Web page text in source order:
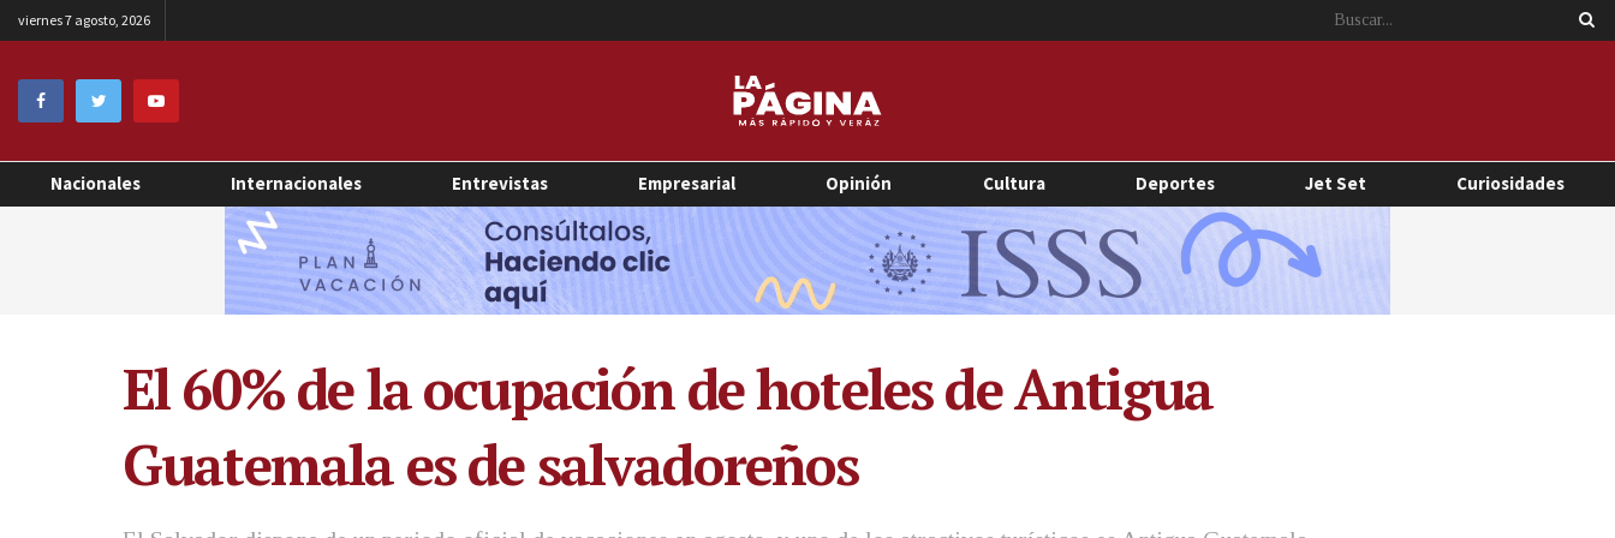
viernes 7 agosto, 2026
Nacionales Internacionales Entrevistas Empresarial Opinión Cultura Deportes Jet Set Curiosidades
El 60% de la ocupación de hoteles de Antigua
Guatemala es de salvadoreños